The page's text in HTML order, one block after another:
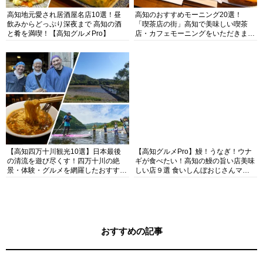
高知地元愛され居酒屋名店10選！昼
飲みからどっぷり深夜まで 高知の酒
と肴を満喫！【高知グルメPro】
高知のおすすめモーニング20選！
「喫茶店の街」高知で美味しい喫茶
店・カフェモーニングをいただきま
【高知四万十川観光10選】日本最後
の清流を遊び尽くす！四万十川の絶
景・体験・グルメを網羅したおすすめ
【高知グルメPro】鰻！うなぎ！ウナ
ギが食べたい！高知の鰻の旨い店美味
しい店９選 食いしんぼおじさんマッ
おすすめの記事